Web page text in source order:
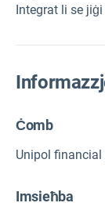
Integrat li se
Ċomb
Unipol financial
Imsieħba